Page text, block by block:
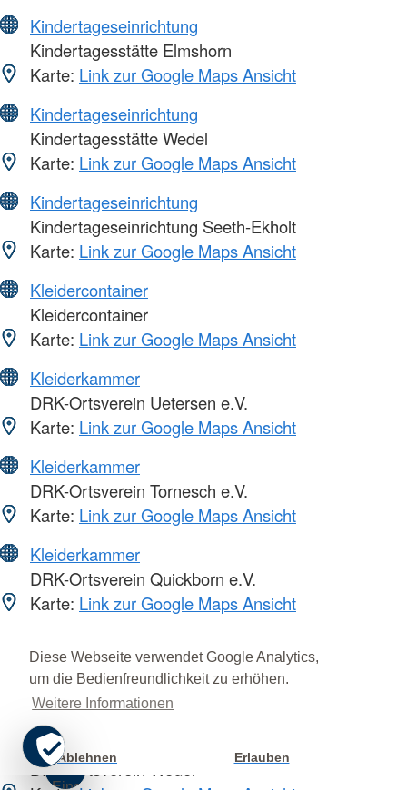
Cookie
Einstellung
Diese Webseite verwendet Google Analytics,
um die Bedienfreundlichkeit zu erhöhen.
Weitere Informationen
Ablehnen Erlauben
Kindertageseinrichtung
Kindertagesstätte Elmshorn
Karte: Link zur Google Maps Ansicht
Kindertageseinrichtung
Kindertagesstätte Wedel
Karte: Link zur Google Maps Ansicht
Kindertageseinrichtung
Kindertageseinrichtung Seeth-Ekholt
Karte: Link zur Google Maps Ansicht
Kleidercontainer
Kleidercontainer
Karte: Link zur Google Maps Ansicht
Kleiderkammer
DRK-Ortsverein Uetersen e.V.
Karte: Link zur Google Maps Ansicht
Kleiderkammer
DRK-Ortsverein Tornesch e.V.
Karte: Link zur Google Maps Ansicht
Kleiderkammer
DRK-Ortsverein Quickborn e.V.
Karte: Link zur Google Maps Ansicht
Kleiderkammer
DRK-Ortsverein Prisdorf
Karte:Link zur Google Maps Ansicht
Kleiderkammer
DRK-Ortsverein Wedel